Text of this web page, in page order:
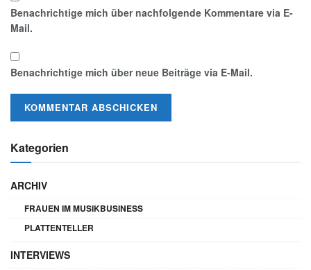
Benachrichtige mich über nachfolgende Kommentare via E-
Mail.
Benachrichtige mich über neue Beiträge via E-Mail.
Kategorien
ARCHIV
FRAUEN IM MUSIKBUSINESS
PLATTENTELLER
INTERVIEWS